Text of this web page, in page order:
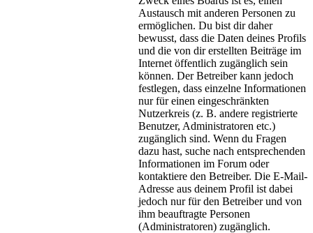
Austausch mit anderen Personen zu
ermöglichen. Du bist dir daher
bewusst, dass die Daten deines Profils
und die von dir erstellten Beiträge im
Internet öffentlich zugänglich sein
können. Der Betreiber kann jedoch
festlegen, dass einzelne Informationen
nur für einen eingeschränkten
Nutzerkreis (z. B. andere registrierte
Benutzer, Administratoren etc.)
zugänglich sind. Wenn du Fragen
dazu hast, suche nach entsprechenden
Informationen im Forum oder
kontaktiere den Betreiber. Die E-Mail-
Adresse aus deinem Profil ist dabei
jedoch nur für den Betreiber und von
ihm beauftragte Personen
(Administratoren) zugänglich.